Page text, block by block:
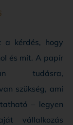
kérdés, hogy
és mit. A papír
tudásra,
szükség, ami
– legyen
vállalkozás